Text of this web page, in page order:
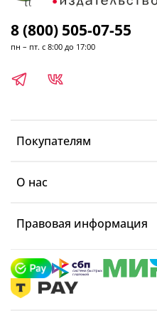
Покупателям
О нас
Правовая информация
8 (800) 505-07-55
пн – пт. с 8:00 до